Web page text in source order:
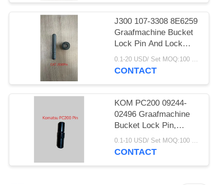
J300 107-3308 8E6259
Graafmachine Bucket
Lock Pin And Lock
Spare Parts
Abrasieresistentie
0.1-20 USD/ Set MOQ:100 stuks
CONTACT
KOM PC200 09244-
02496 Graafmachine
Bucket Lock Pin,
Komatsu Bucket Tooth
Pin
0.1-10 USD/ Set MOQ:100 stuks
CONTACT